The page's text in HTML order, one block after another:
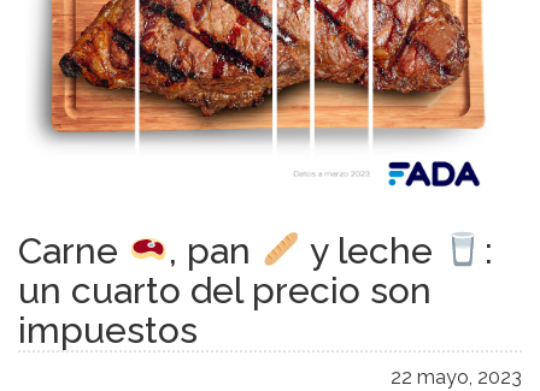
Carne , pan y leche
:
un cuarto del precio son
impuestos
22 mayo, 2023